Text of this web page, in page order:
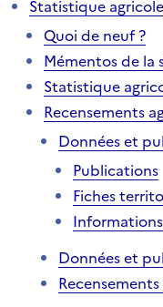
Statistique agricole
Quoi de neuf ?
Mémentos de la
Statistique
Recensements
Données et
Publications
Fiches
Données et